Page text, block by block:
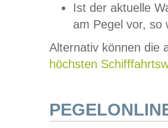
Ist der aktuelle
am Pegel vor,
Alternativ können die
höchsten